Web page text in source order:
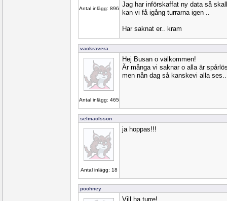
Antal inlägg: 896
Jag har införskaffat ny data så
kan vi få igång turrarna igen ..
Har saknat er.. kram
vackravera
Antal inlägg: 465
Hej Busan o välkommen!
Är många vi saknar o alla är
men nån dag så kanskevi alla
selmaolsson
Antal inlägg: 18
ja hoppas!!!
poohney
Vill ha turre!